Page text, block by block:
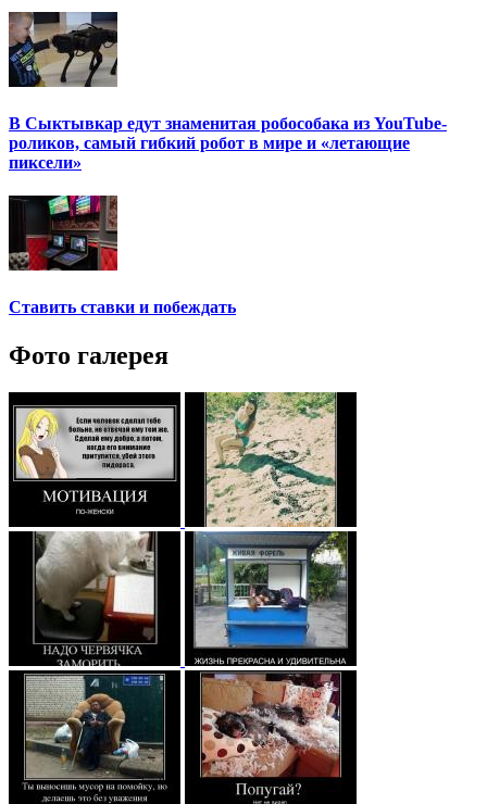
В Сыктывкар едут знаменитая робособака из YouTube-
роликов, самый гибкий робот в мире и «летающие
пиксели»
Ставить ставки и побеждать
Фото галерея